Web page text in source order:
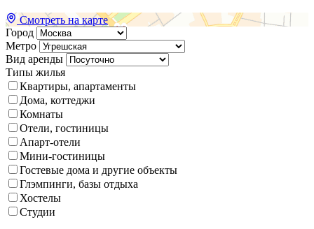
Смотреть на карте
Город
Метро
Вид аренды
Типы жилья
Квартиры, апартаменты
Дома, коттеджи
Комнаты
Отели, гостиницы
Апарт-отели
Мини-гостиницы
Гостевые дома и другие объекты
Глэмпинги, базы отдыха
Хостелы
Студии